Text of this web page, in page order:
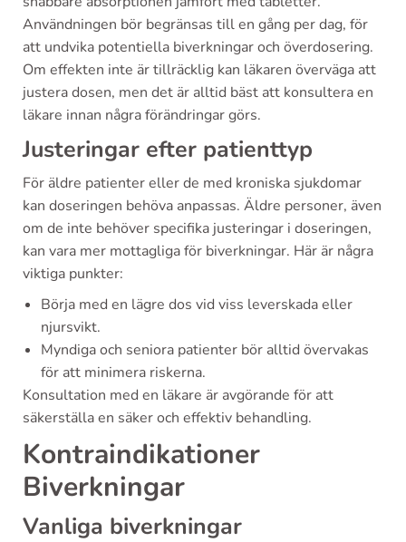
Användningen bör begränsas till en gång per dag, för
att undvika potentiella biverkningar och överdosering.
Om effekten inte är tillräcklig kan läkaren överväga att
justera dosen, men det är alltid bäst att konsultera en
läkare innan några förändringar görs.
Justeringar efter patienttyp
För äldre patienter eller de med kroniska sjukdomar
kan doseringen behöva anpassas. Äldre personer, även
om de inte behöver specifika justeringar i doseringen,
kan vara mer mottagliga för biverkningar. Här är några
viktiga punkter:
Börja med en lägre dos vid viss leverskada eller
njursvikt.
Myndiga och seniora patienter bör alltid övervakas
för att minimera riskerna.
Konsultation med en läkare är avgörande för att
säkerställa en säker och effektiv behandling.
Kontraindikationer
Biverkningar
Vanliga biverkningar